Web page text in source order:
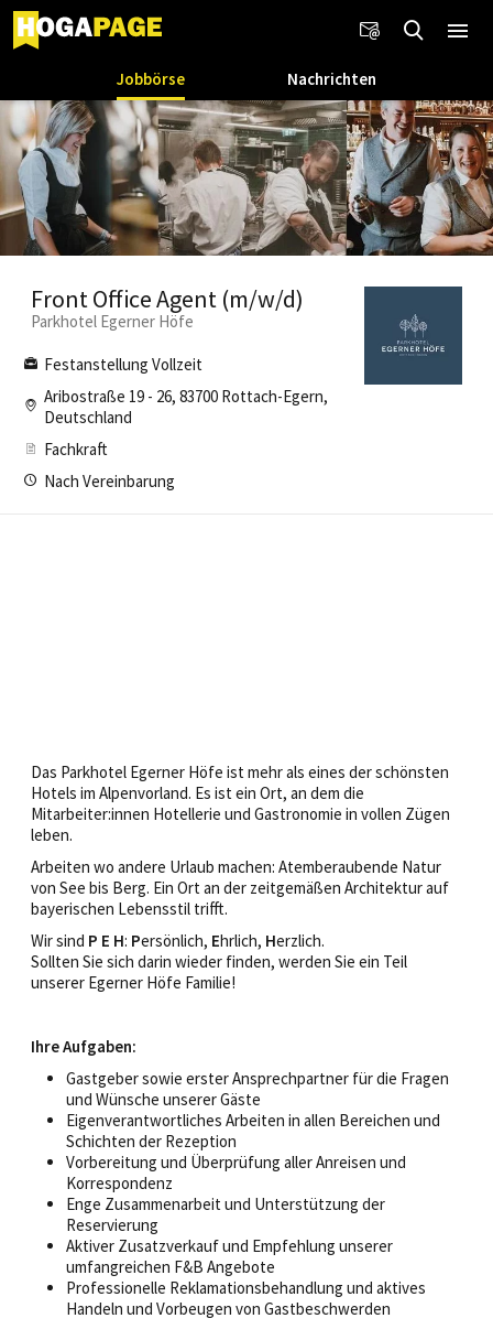
Jobbörse Nachrichten
Front Office Agent (m/w/d)
Parkhotel Egerner Höfe
Festanstellung Vollzeit
Aribostraße 19 - 26, 83700 Rottach-Egern,
Deutschland
Fachkraft
Nach Vereinbarung
Das Parkhotel Egerner Höfe ist mehr als eines der schönsten
Hotels im Alpenvorland. Es ist ein Ort, an dem die
Mitarbeiter:innen Hotellerie und Gastronomie in vollen Zügen
leben.
Arbeiten wo andere Urlaub machen: Atemberaubende Natur
von See bis Berg. Ein Ort an der zeitgemäßen Architektur auf
bayerischen Lebensstil trifft.
Wir sind P E H: Persönlich, Ehrlich, Herzlich.
Sollten Sie sich darin wieder finden, werden Sie ein Teil
unserer Egerner Höfe Familie!
Ihre Aufgaben:
Gastgeber sowie erster Ansprechpartner für die Fragen
und Wünsche unserer Gäste
Eigenverantwortliches Arbeiten in allen Bereichen und
Schichten der Rezeption
Vorbereitung und Überprüfung aller Anreisen und
Korrespondenz
Enge Zusammenarbeit und Unterstützung der
Reservierung
Aktiver Zusatzverkauf und Empfehlung unserer
umfangreichen F&B Angebote
Professionelle Reklamationsbehandlung und aktives
Handeln und Vorbeugen von Gastbeschwerden